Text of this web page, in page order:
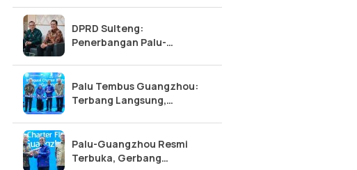
DPRD Sulteng:
Penerbangan Palu-
Palu Tembus Guangzhou:
Terbang Langsung,
Palu-Guangzhou Resmi
Terbuka, Gerbang